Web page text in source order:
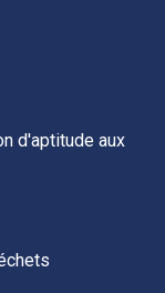
d'aptitude aux